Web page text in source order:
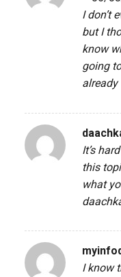
I don’t
but I
know
going
already
It’s
this
what
I know